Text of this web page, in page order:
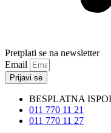
Pretplati se na newsletter
Email
Prijavi se
BESPLATNA
011 770 11 21
011 770 11 27